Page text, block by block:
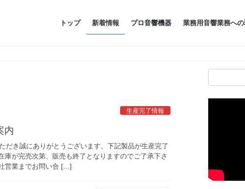
トップ 新着情報 プロ音響機器 業務用音響業務への
生産完了情報
内
だき誠にありがとうございます。下記製品が生産完了
庫が完売次第、販売も終了となりますのでご了承下さ
営業までお問い合 […]